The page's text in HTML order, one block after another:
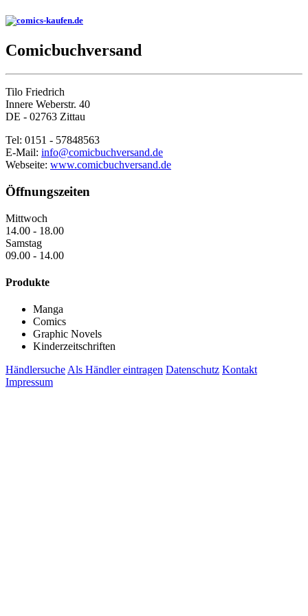
Comicbuchversand
Tilo Friedrich
Innere Weberstr. 40
DE - 02763 Zittau
Tel: 0151 - 57848563
E-Mail: info@comicbuchversand.de
Webseite: www.comicbuchversand.de
Öffnungszeiten
Mittwoch
14.00 - 18.00
Samstag
09.00 - 14.00
Produkte
Manga
Comics
Graphic Novels
Kinderzeitschriften
Händlersuche Als Händler eintragen Datenschutz Kontakt
Impressum